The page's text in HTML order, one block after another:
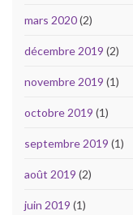
mars 2020(2)
décembre 2019 (2)
novembre 2019 (1)
octobre 2019 (1)
septembre 2019 (1)
août 2019 (2)
juin 2019 (1)